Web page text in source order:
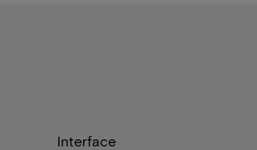
Interface